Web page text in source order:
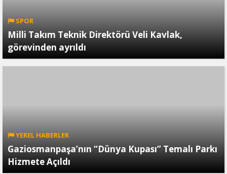
SPOR
Milli Takım Teknik Direktörü Veli Kavlak,
görevinden ayrıldı
YEREL HABERLER
Gaziosmanpaşa’nın “Dünya Kupası” Temalı Parkı
Hizmete Açıldı